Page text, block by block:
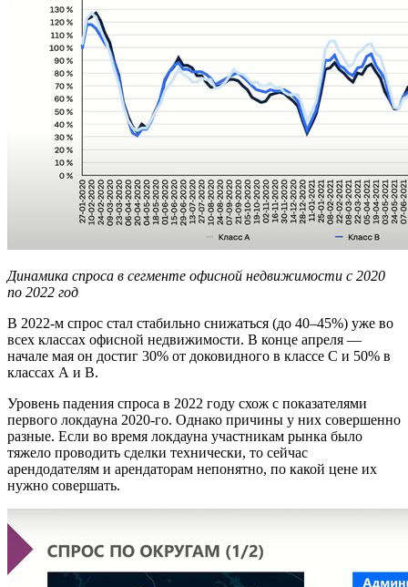
Динамика спроса в сегменте офисной недвижимости с 2020
по 2022 год
В 2022-м спрос стал стабильно снижаться (до 40–45%) уже во
всех классах офисной недвижимости. В конце апреля —
начале мая он достиг 30% от доковидного в классе С и 50% в
классах А и B.
Уровень падения спроса в 2022 году схож с показателями
первого локдауна 2020-го. Однако причины у них совершенно
разные. Если во время локдауна участникам рынка было
тяжело проводить сделки технически, то сейчас
арендодателям и арендаторам непонятно, по какой цене их
нужно совершать.